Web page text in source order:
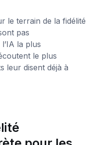
le terrain de la fidélité
pas
la plus
le plus
leur disent déjà à